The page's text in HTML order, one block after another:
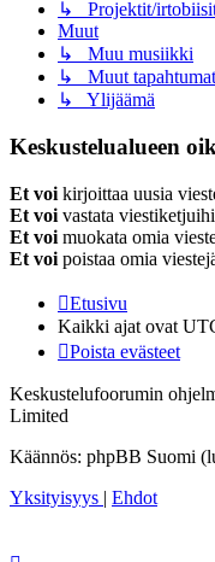
↳ Projektit/
Muut
↳ Muu musiikki
↳ Muut tapahtumat
↳ Ylijäämä
Keskustelualueen
Et voi kirjoittaa uusia
Et voi vastata
Et voi muokata omia
Et voi poistaa omia
Etusivu
Kaikki ajat ovat
Poista evästeet
Keskustelufoorumin
Limited
Käännös: phpBB Suomi
Yksityisyys | Ehdot